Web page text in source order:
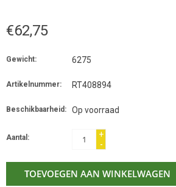
€62,75
Gewicht: 6275
Artikelnummer: RT408894
Beschikbaarheid: Op voorraad
Aantal:
+
-
TOEVOEGEN AAN WINKELWAGEN